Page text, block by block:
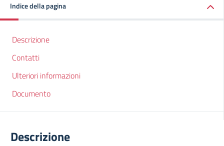
Indice della pagina
Descrizione
Contatti
Ulteriori informazioni
Documento
Descrizione